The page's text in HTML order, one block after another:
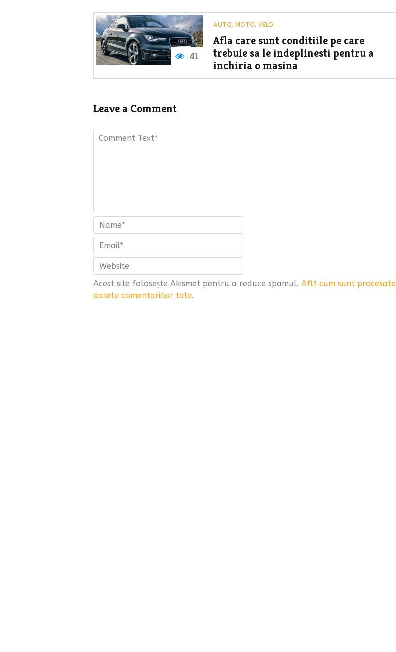
41
AUTO, MOTO, VELO
Afla care sunt conditiile pe care
trebuie sa le indeplinesti pentru a
inchiria o masina
Leave a Comment
Acest site folosește Akismet pentru a reduce spamul. Află cum sunt procesate
datele comentariilor tale.